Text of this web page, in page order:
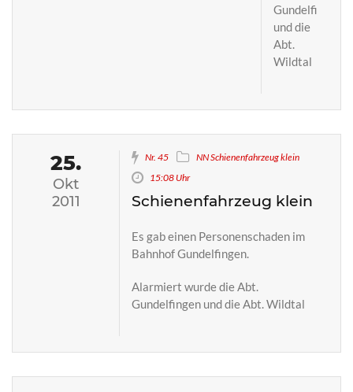
Gundelfingen
und die
Abt.
Wildtal
25.
Okt
2011
Nr. 45
NN Schienenfahrzeug klein
15:08 Uhr
Schienenfahrzeug klein
Es gab einen Personenschaden im
Bahnhof Gundelfingen.
Alarmiert wurde die Abt.
Gundelfingen und die Abt. Wildtal